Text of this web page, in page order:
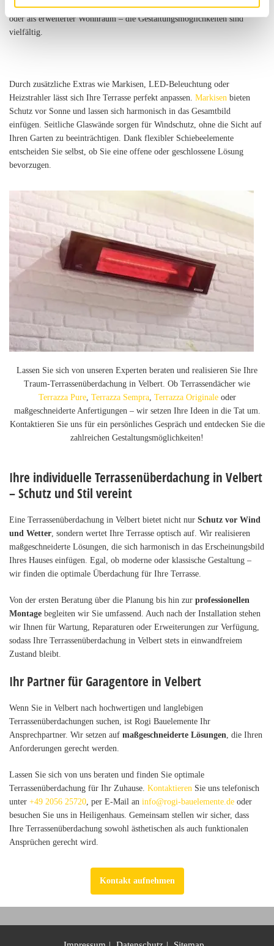
Außenfläche vielseitig nutzen. Ob als wettergeschützte Entspannungszone
oder als erweiterter Wohnraum – die Gestaltungsmöglichkeiten sind
vielfältig.
Durch zusätzliche Extras wie Markisen, LED-Beleuchtung oder
Heizstrahler lässt sich Ihre Terrasse perfekt anpassen. Markisen bieten
Schutz vor Sonne und lassen sich harmonisch in das Gesamtbild
einfügen. Seitliche Glaswände sorgen für Windschutz, ohne die Sicht auf
Ihren Garten zu beeinträchtigen. Dank flexibler Schiebeelemente
entscheiden Sie selbst, ob Sie eine offene oder geschlossene Lösung
bevorzugen.
Lassen Sie sich von unseren Experten beraten und realisieren Sie Ihre
Traum-Terrassenüberdachung in Velbert. Ob Terrassendächer wie
Terrazza Pure, Terrazza Sempra, Terrazza Originaleoder
maßgeschneiderte Anfertigungen – wir setzen Ihre Ideen in die Tat um.
Kontaktieren Sie uns für ein persönliches Gespräch und entdecken Sie die
zahlreichen Gestaltungsmöglichkeiten!
Ihre individuelle Terrassenüberdachung in Velbert
– Schutz und Stil vereint
Eine Terrassenüberdachung in Velbert bietet nicht nur Schutz vor Wind
und Wetter, sondern wertet Ihre Terrasse optisch auf. Wir realisieren
maßgeschneiderte Lösungen, die sich harmonisch in das Erscheinungsbild
Ihres Hauses einfügen. Egal, ob moderne oder klassische Gestaltung –
wir finden die optimale Überdachung für Ihre Terrasse.
Von der ersten Beratung über die Planung bis hin zur professionellen
Montage begleiten wir Sie umfassend. Auch nach der Installation stehen
wir Ihnen für Wartung, Reparaturen oder Erweiterungen zur Verfügung,
sodass Ihre Terrassenüberdachung in Velbert stets in einwandfreiem
Zustand bleibt.
Ihr Partner für Garagentore in Velbert
Wenn Sie in Velbert nach hochwertigen und langlebigen
Terrassenüberdachungen suchen, ist Rogi Bauelemente Ihr
Ansprechpartner. Wir setzen auf maßgeschneiderte Lösungen, die Ihren
Anforderungen gerecht werden.
Lassen Sie sich von uns beraten und finden Sie optimale
Terrassenüberdachung für Ihr Zuhause. Kontaktieren Sie uns telefonisch
unter +49 2056 25720, per E-Mail an info@rogi-bauelemente.de oder
besuchen Sie uns in Heiligenhaus. Gemeinsam stellen wir sicher, dass
Ihre Terrassenüberdachung sowohl ästhetischen als auch funktionalen
Ansprüchen gerecht wird.
Kontakt aufnehmen